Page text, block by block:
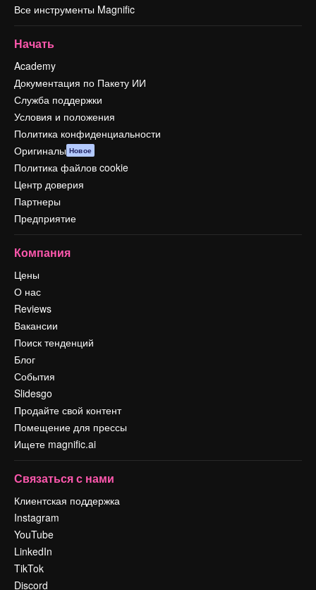
Все инструменты Magnific
Начать
Academy
Документация по Пакету ИИ
Служба поддержки
Условия и положения
Политика конфиденциальности
Оригиналы Новое
Политика файлов cookie
Центр доверия
Партнеры
Предприятие
Компания
Цены
О нас
Reviews
Вакансии
Поиск тенденций
Блог
События
Slidesgo
Продайте свой контент
Помещение для прессы
Ищете magnific.ai
Связаться с нами
Клиентская поддержка
Instagram
YouTube
LinkedIn
TikTok
Discord